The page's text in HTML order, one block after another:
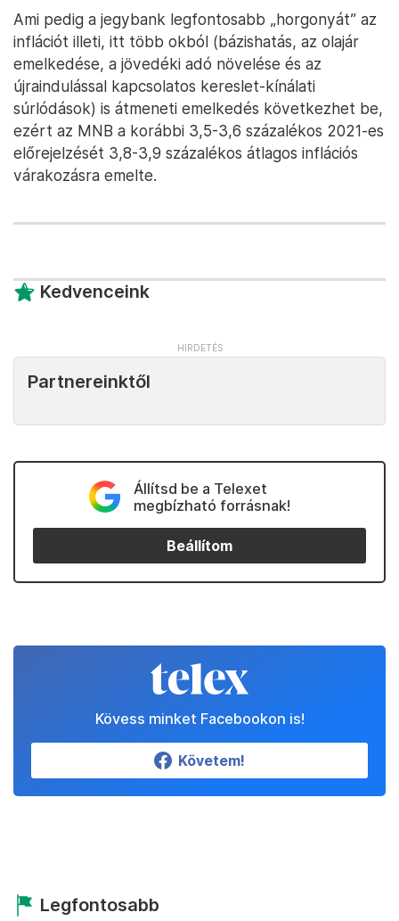
Ami pedig a jegybank legfontosabb „horgonyát” az
inflációt illeti, itt több okból (bázishatás, az olajár
emelkedése, a jövedéki adó növelése és az
újraindulással kapcsolatos kereslet-kínálati
súrlódások) is átmeneti emelkedés következhet be,
ezért az MNB a korábbi 3,5-3,6 százalékos 2021-es
előrejelzését 3,8-3,9 százalékos átlagos inflációs
várakozásra emelte.
Kedvenceink
Partnereinktől
Állítsd be a Telexet
megbízható forrásnak!
Beállítom
Kövess minket Facebookon is!
Követem!
Legfontosabb